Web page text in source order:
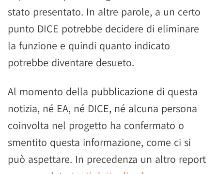
stato presentato. In altre parole, a un certo
punto DICE potrebbe decidere di eliminare
la funzione e quindi quanto indicato
potrebbe diventare desueto.
Al momento della pubblicazione di questa
notizia, né EA, né DICE, né alcuna persona
coinvolta nel progetto ha confermato o
smentito questa informazione, come ci si
può aspettare. In precedenza un altro report